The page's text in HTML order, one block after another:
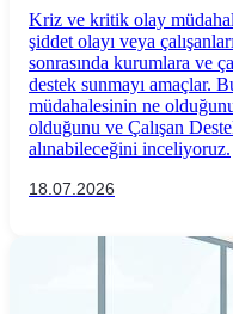
Kriz ve kritik olay
şiddet olayı veya
sonrasında kurumlara ve
destek sunmayı amaçlar.
müdahalesinin ne
olduğunu ve Çalışan
alınabileceğini inceliyoruz.
18.07.2026